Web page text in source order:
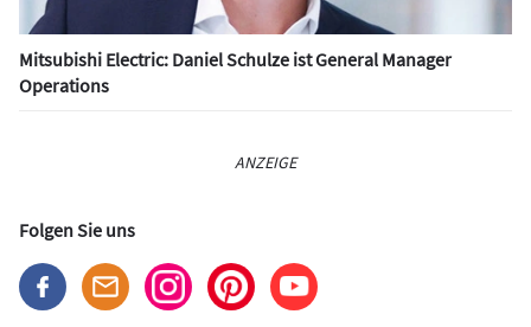
Mitsubishi Electric: Daniel Schulze ist General Manager
Operations
ANZEIGE
Folgen Sie uns